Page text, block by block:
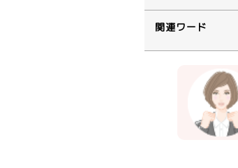
関連ワード